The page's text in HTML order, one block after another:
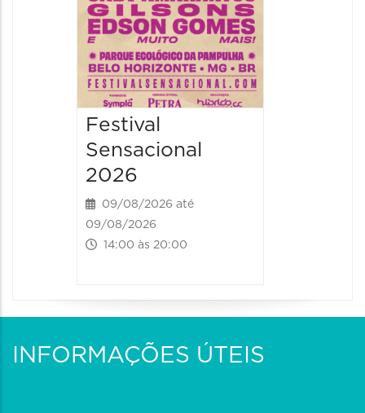
Festival
Sensacional
2026
09/08/2026 até
09/08/2026
14:00 às 20:00
INFORMAÇÕES ÚTEIS